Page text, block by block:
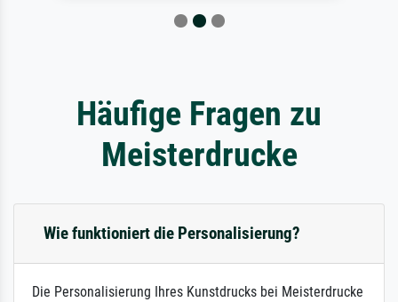
Häufige Fragen zu
Meisterdrucke
Wie funktioniert die Personalisierung?
Die Personalisierung Ihres Kunstdrucks bei Meisterdrucke